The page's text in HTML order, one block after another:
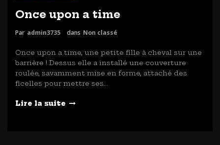
Once upon a time
Par admin3735 dans Non classé
Once upon a time, une petite fille à cheval sur une
barrière ! Dessus elle a installé une couverture
roulée, savamment mise en forme, attaché des
ficelles pour mettre ses…
Lire la suite